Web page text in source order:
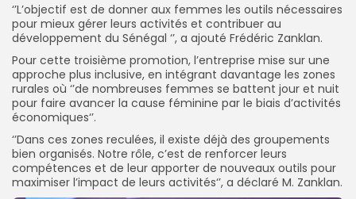
‘’L’objectif est de donner aux femmes les outils nécessaires
pour mieux gérer leurs activités et contribuer au
développement du Sénégal ‘’, a ajouté Frédéric Zanklan.
Pour cette troisième promotion, l’entreprise mise sur une
approche plus inclusive, en intégrant davantage les zones
rurales où ‘’de nombreuses femmes se battent jour et nuit
pour faire avancer la cause féminine par le biais d’activités
économiques‘’.
‘’Dans ces zones reculées, il existe déjà des groupements
bien organisés. Notre rôle, c’est de renforcer leurs
compétences et de leur apporter de nouveaux outils pour
maximiser l’impact de leurs activités‘’, a déclaré M. Zanklan.